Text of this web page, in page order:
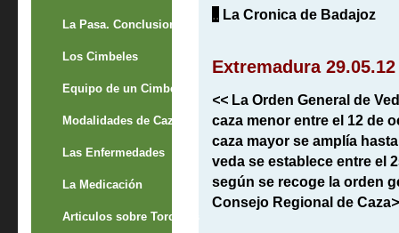
La Pasa. Conclusion
Los Cimbeles
Equipo de un Cimbelero
Modalidades de Caza
Las Enfermedades
La Medicación
Articulos sobre Torcaces
.. La Cronica de Badajoz
Extremadura29.05.12
<< La Orden General de
caza menor entre el 12 de
caza mayor se amplía
veda se establece entre el
según se recoge la orden
Consejo Regional de Caza